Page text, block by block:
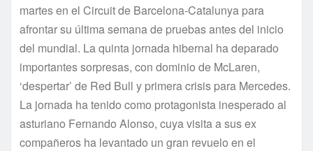
martes en el Circuit de Barcelona-Catalunya para
afrontar su última semana de pruebas antes del inicio
del mundial. La quinta jornada hibernal ha deparado
importantes sorpresas, con dominio de McLaren,
‘despertar’ de Red Bull y primera crisis para Mercedes.
La jornada ha tenido como protagonista inesperado al
asturiano Fernando Alonso, cuya visita a sus ex
compañeros ha levantado un gran revuelo en el